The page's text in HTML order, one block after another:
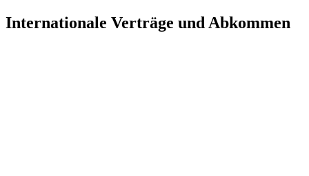
Internationale Verträge und Abkommen